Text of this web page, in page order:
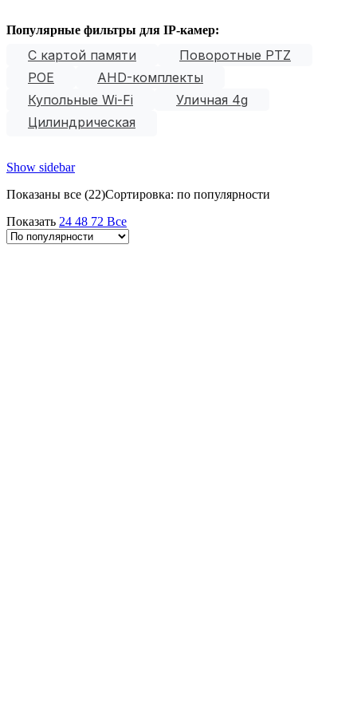
Популярные фильтры для IP-камер:
С картой памяти
Поворотные PTZ
POE
AHD-комплекты
Купольные Wi-Fi
Уличная 4g
Цилиндрическая
Show sidebar
Показаны все (22)Сортировка: по популярности
Показать 24 48 72 Все